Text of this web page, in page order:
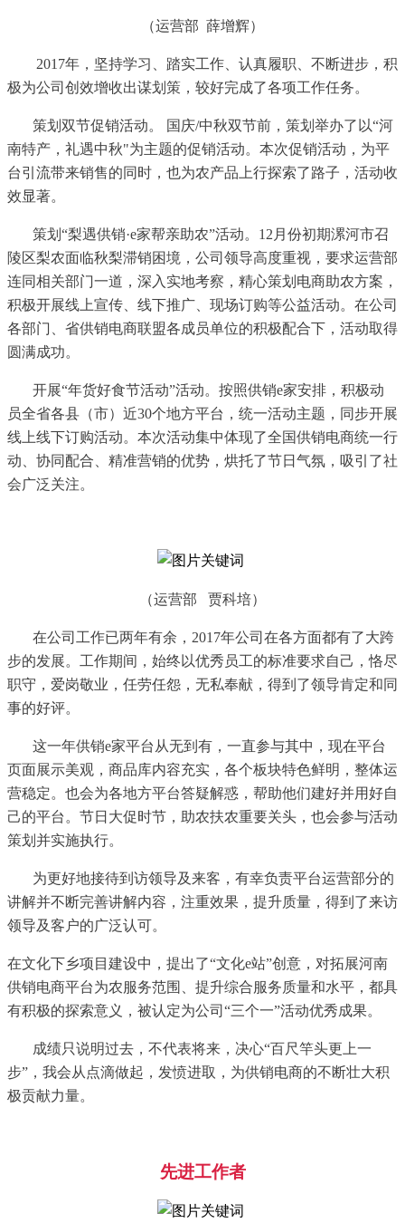
（运营部 薛增辉）
2017年，坚持学习、踏实工作、认真履职、不断进步，积
极为公司创效增收出谋划策，较好完成了各项工作任务。
策划双节促销活动。 国庆/中秋双节前，策划举办了以“河
南特产，礼遇中秋"为主题的促销活动。本次促销活动，为平
台引流带来销售的同时，也为农产品上行探索了路子，活动收
效显著。
策划 “梨遇供销·e家帮亲助农”活动。12月份初期漯河市召
陵区梨农面临秋梨滞销困境，公司领导高度重视，要求运营部
连同相关部门一道，深入实地考察，精心策划电商助农方案，
积极开展线上宣传、线下推广、现场订购等公益活动。在公司
各部门、省供销电商联盟各成员单位的积极配合下，活动取得
圆满成功。
开展“年货好食节活动”活动。按照供销e家安排，积极动
员全省各县（市）近30个地方平台，统一活动主题，同步开展
线上线下订购活动。本次活动集中体现了全国供销电商统一行
动、协同配合、精准营销的优势，烘托了节日气氛，吸引了社
会广泛关注。
（运营部 贾科培）
在公司工作已两年有余， 2017年公司在各方面都有了大跨
步的发展。工作期间，始终以优秀员工的标准要求自己，恪尽
职守，爱岗敬业，任劳任怨，无私奉献，得到了领导肯定和同
事的好评。
这一年供销e家平台从无到有，一直参与其中，现在平台
页面展示美观，商品库内容充实，各个板块特色鲜明，整体运
营稳定。也会为各地方平台答疑解惑，帮助他们建好并用好自
己的平台。节日大促时节，助农扶农重要关头，也会参与活动
策划并实施执行。
为更好地接待到访领导及来客，有幸负责平台运营部分的
讲解并不断完善讲解内容，注重效果，提升质量，得到了来访
领导及客户的广泛认可。
在文化下乡项目建设中，提出了“文化e站”创意，对拓展河南
供销电商平台为农服务范围、提升综合服务质量和水平，都具
有积极的探索意义，被认定为公司“三个一”活动优秀成果。
成绩只说明过去，不代表将来，决心“百尺竿头更上一
步”，我会从点滴做起，发愤进取，为供销电商的不断壮大积
极贡献力量。
先进工作者